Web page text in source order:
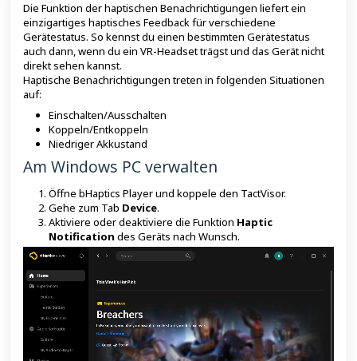
Die Funktion der haptischen Benachrichtigungen liefert ein
einzigartiges haptisches Feedback für verschiedene
Gerätestatus. So kennst du einen bestimmten Gerätestatus
auch dann, wenn du ein VR-Headset trägst und das Gerät nicht
direkt sehen kannst.
Haptische Benachrichtigungen treten in folgenden Situationen
auf:
Einschalten/Ausschalten
Koppeln/Entkoppeln
Niedriger Akkustand
Am Windows PC verwalten
Öffne bHaptics Player und koppele den TactVisor.
Gehe zum Tab Device.
Aktiviere oder deaktiviere die Funktion Haptic
Notification des Geräts nach Wunsch.